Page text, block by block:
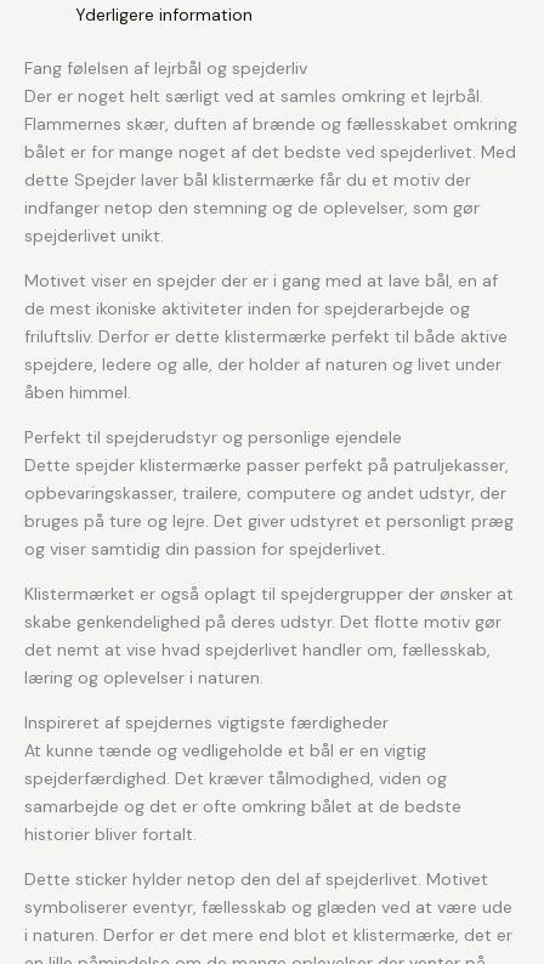
Yderligere information
Fang følelsen af lejrbål og spejderliv
Der er noget helt særligt ved at samles omkring et lejrbål.
Flammernes skær, duften af brænde og fællesskabet omkring
bålet er for mange noget af det bedste ved spejderlivet. Med
dette Spejder laver bål klistermærke får du et motiv der
indfanger netop den stemning og de oplevelser, som gør
spejderlivet unikt.
Motivet viser en spejder der er i gang med at lave bål, en af
de mest ikoniske aktiviteter inden for spejderarbejde og
friluftsliv. Derfor er dette klistermærke perfekt til både aktive
spejdere, ledere og alle, der holder af naturen og livet under
åben himmel.
Perfekt til spejderudstyr og personlige ejendele
Dette spejder klistermærke passer perfekt på patruljekasser,
opbevaringskasser, trailere, computere og andet udstyr, der
bruges på ture og lejre. Det giver udstyret et personligt præg
og viser samtidig din passion for spejderlivet.
Klistermærket er også oplagt til spejdergrupper der ønsker at
skabe genkendelighed på deres udstyr. Det flotte motiv gør
det nemt at vise hvad spejderlivet handler om, fællesskab,
læring og oplevelser i naturen.
Inspireret af spejdernes vigtigste færdigheder
At kunne tænde og vedligeholde et bål er en vigtig
spejderfærdighed. Det kræver tålmodighed, viden og
samarbejde og det er ofte omkring bålet at de bedste
historier bliver fortalt.
Dette sticker hylder netop den del af spejderlivet. Motivet
symboliserer eventyr, fællesskab og glæden ved at være ude
i naturen. Derfor er det mere end blot et klistermærke, det er